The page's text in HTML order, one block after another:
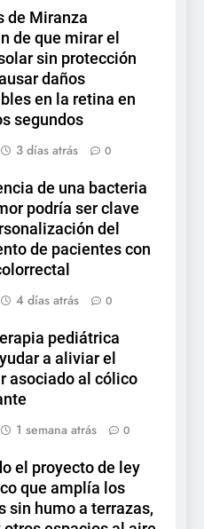
de Miranza
de que mirar el
sin protección
daños
en la retina en
segundos
3 días atrás 0
de una bacteria
podría ser clave
del
de pacientes con
4 días atrás 0
pediátrica
a aliviar el
asociado al cólico
1 semana atrás 0
el proyecto de ley
que amplía los
sin humo a terrazas,